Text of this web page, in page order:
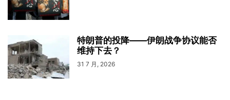
特朗普的投降——伊朗战争协议能否
维持下去？
31 7 月, 2026